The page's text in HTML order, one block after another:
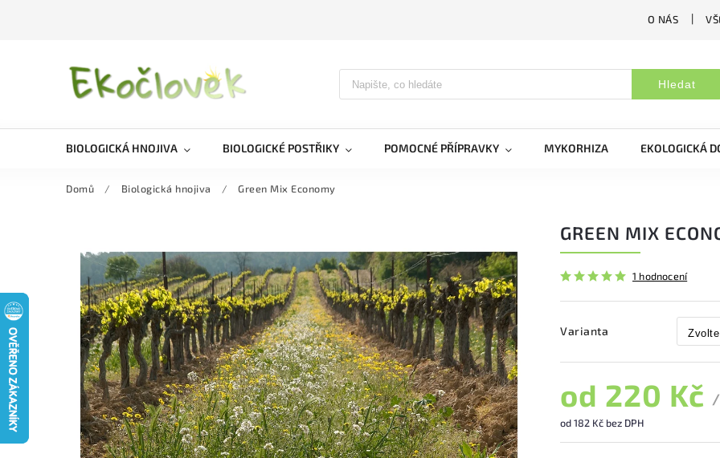
O NÁS
Hledat
BIOLOGICKÁ HNOJIVA BIOLOGICKÉ POSTŘIKY POMOCNÉ PŘÍPRAVKY MYKORHIZA EKOLOGICKÁ
Domů / Biologická hnojiva / Green Mix Economy
GREEN MIX
1 hodnocení
Varianta
od 220 Kč
od182 Kč bez DPH